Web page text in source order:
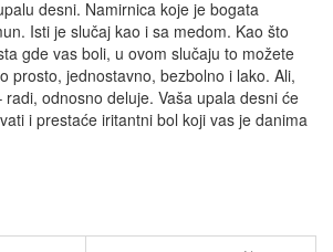
desni. Namirnica koje je bogata
Isti je slučaj kao i sa medom. Kao što
gde vas boli, u ovom slučaju to možete
prosto, jednostavno, bezbolno i lako. Ali,
odnosno deluje. Vaša upala desni će
i prestaće iritantni bol koji vas je danima